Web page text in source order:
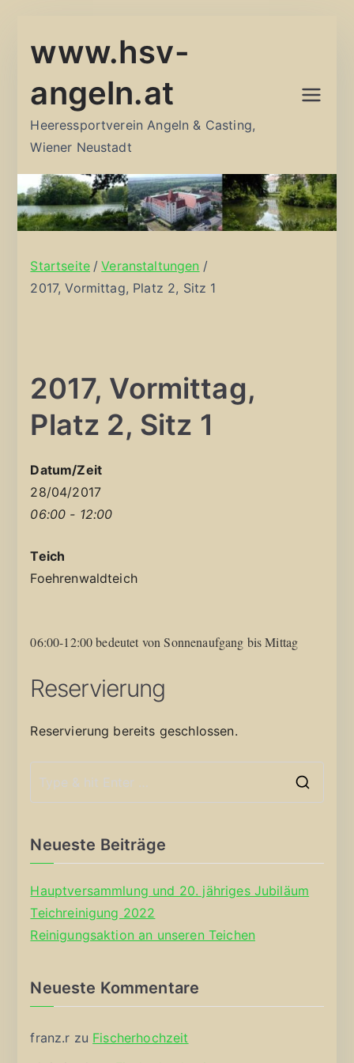
Inhalt
www.hsv-
angeln.at
Heeressportverein Angeln & Casting,
Wiener Neustadt
Startseite
Veranstaltungen
2017, Vormittag, Platz 2, Sitz 1
2017, Vormittag,
Platz 2, Sitz 1
Datum/Zeit
28/04/2017
06:00 - 12:00
Teich
Foehrenwaldteich
06:00-12:00 bedeutet von Sonnenaufgang bis Mittag
Reservierung
Reservierung bereits geschlossen.
Neueste Beiträge
Hauptversammlung und 20. jähriges Jubiläum
Teichreinigung 2022
Reinigungsaktion an unseren Teichen
Neueste Kommentare
franz.r zu Fischerhochzeit